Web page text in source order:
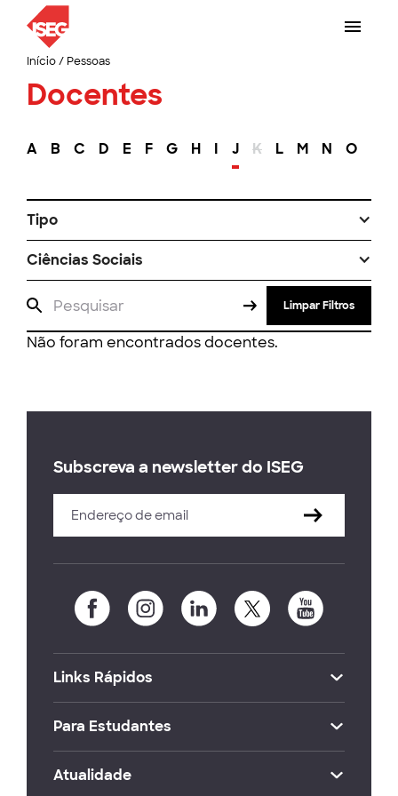
Início/ Pessoas
Docentes
A B C D E F G H I J K L M N O
Tipo
Ciências Sociais
Limpar Filtros
Não foram encontrados docentes.
Subscreva a newsletter do ISEG
Links Rápidos
Para Estudantes
Atualidade